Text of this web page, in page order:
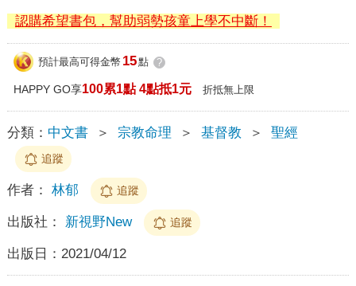
認購希望書包，幫助弱勢孩童上學不中斷！
預計最高可得金幣 15點 ?
HAPPY GO享100累1點 4點抵1元 折抵無上限
分類： 中文書 ＞ 宗教命理 ＞ 基督教 ＞ 聖經
追蹤
作者： 林郁 追蹤
出版社： 新視野New 追蹤
出版日： 2021/04/12